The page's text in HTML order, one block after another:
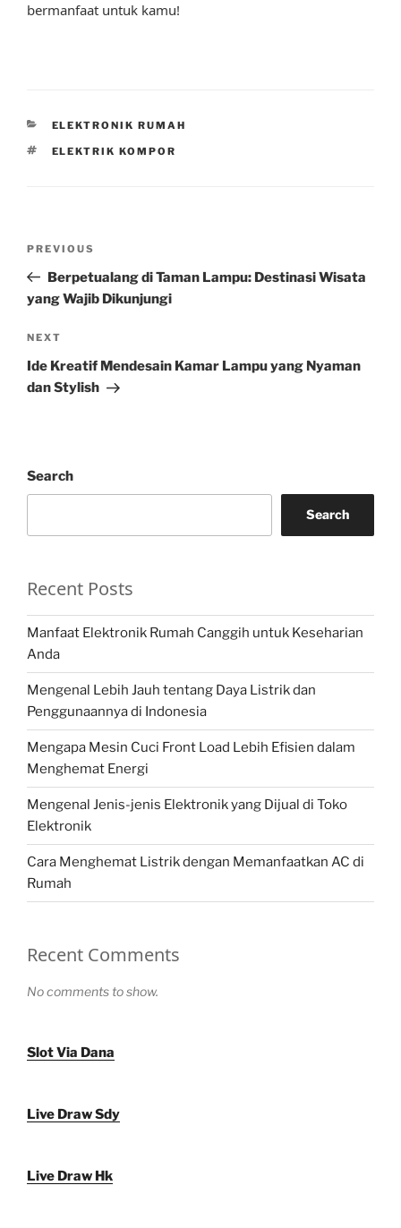
bermanfaat untuk kamu!
CATEGORIES
ELEKTRONIK RUMAH
TAGS
ELEKTRIK KOMPOR
Previous
Post
PREVIOUS
Berpetualang di Taman Lampu: Destinasi Wisata
yang Wajib Dikunjungi
Next
Post
NEXT
Ide Kreatif Mendesain Kamar Lampu yang Nyaman
dan Stylish
Search
Search
Recent Posts
Manfaat Elektronik Rumah Canggih untuk Keseharian
Anda
Mengenal Lebih Jauh tentang Daya Listrik dan
Penggunaannya di Indonesia
Mengapa Mesin Cuci Front Load Lebih Efisien dalam
Menghemat Energi
Mengenal Jenis-jenis Elektronik yang Dijual di Toko
Elektronik
Cara Menghemat Listrik dengan Memanfaatkan AC di
Rumah
Recent Comments
No comments to show.
Slot Via Dana
Live Draw Sdy
Live Draw Hk